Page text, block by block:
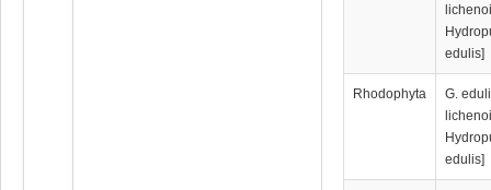
edulis]
Rhodophyta
G.
edulis]